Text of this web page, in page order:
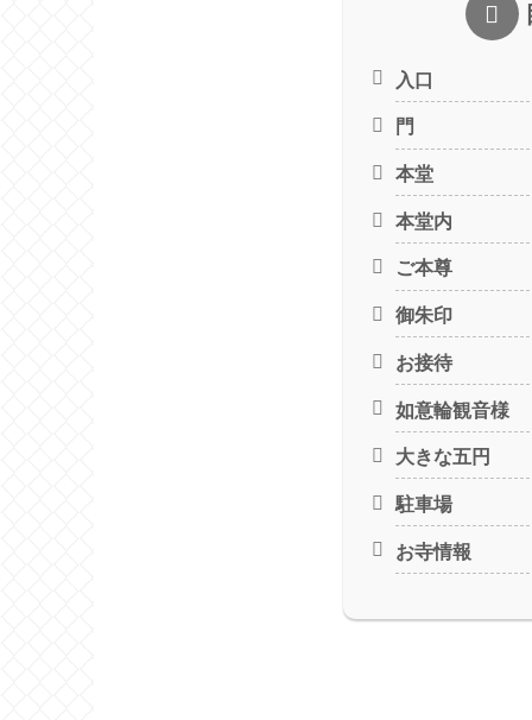
入口
門
本堂
本堂内
ご本尊
御朱印
お接待
如意輪観音様
大きな五円
駐車場
お寺情報